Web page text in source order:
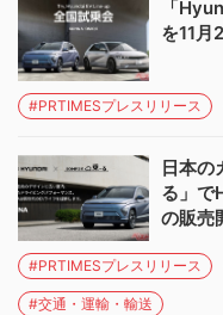
「
を11月
#PRTIMESプレスリリース
日本
る」で
の販売
#PRTIMESプレスリリース
#交通・運輸・輸送